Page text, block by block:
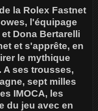
la Rolex Fastnet
l'équipage
Dona Bertarelli
et s'apprête, en
le mythique
A ses trousses,
sept milles
IMOCA, les
du jeu avec en